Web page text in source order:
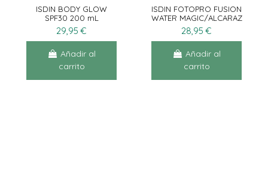
ISDIN BODY GLOW
SPF30 200 mL
29,95 €
Añadir al
carrito
ISDIN FOTOPRO FUSION
WATER MAGIC/ALCARAZ
50mL
28,95 €
Añadir al
carrito